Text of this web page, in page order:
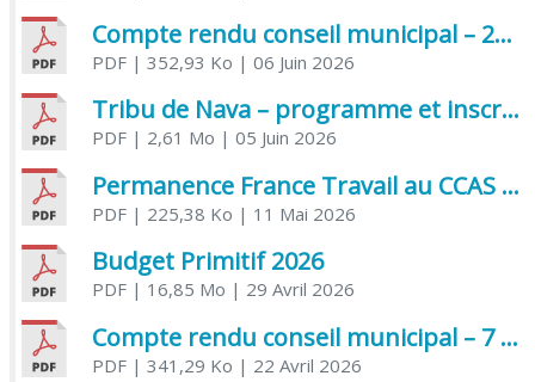
Compte rendu conseil municipal – 21 avril 2026
PDF| 352,93 Ko | 06 Juin 2026
Tribu de Nava – programme et inscriptions été 2026
PDF| 2,61 Mo | 05 Juin 2026
Permanence France Travail au CCAS de Saujon Juin 2026
PDF| 225,38 Ko | 11 Mai 2026
Budget Primitif 2026
PDF| 16,85 Mo | 29 Avril 2026
Compte rendu conseil municipal – 7 avril 2026
PDF| 341,29 Ko | 22 Avril 2026